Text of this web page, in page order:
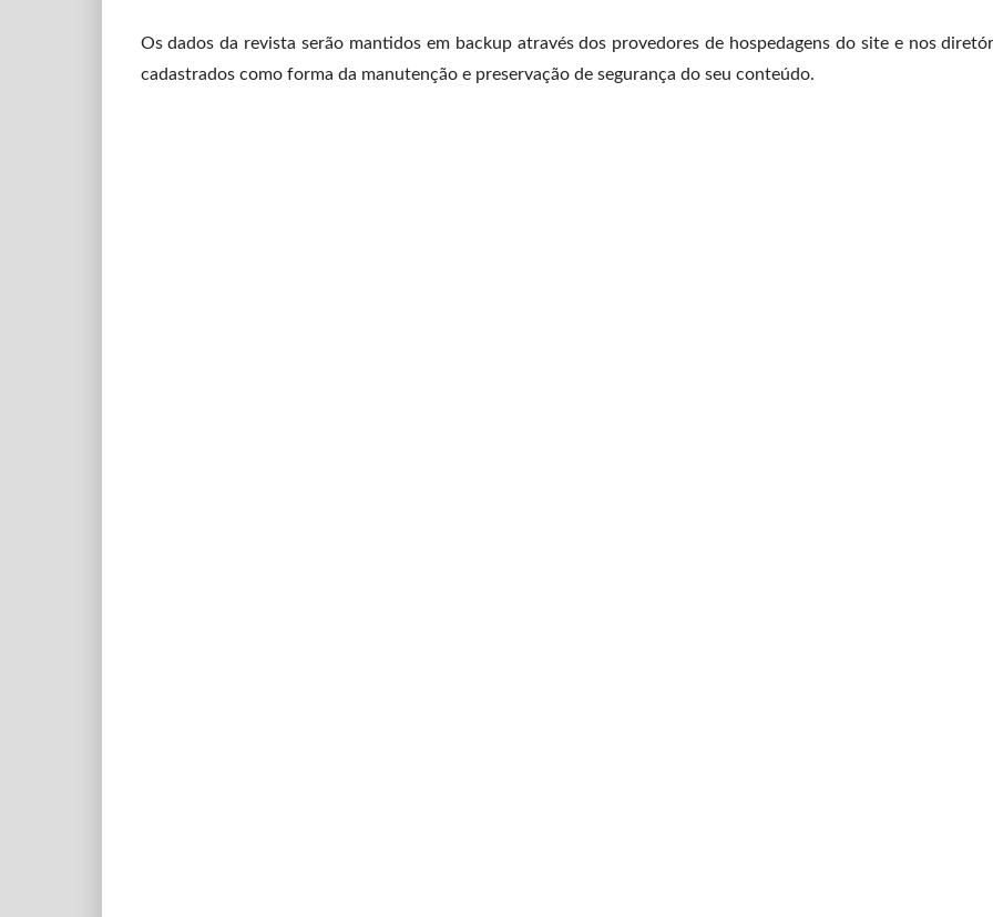
Os dados da revista serão mantidos em backup através dos provedores de hospedagens do site e nos
cadastrados como forma da manutenção e preservação de segurança do seu conteúdo.